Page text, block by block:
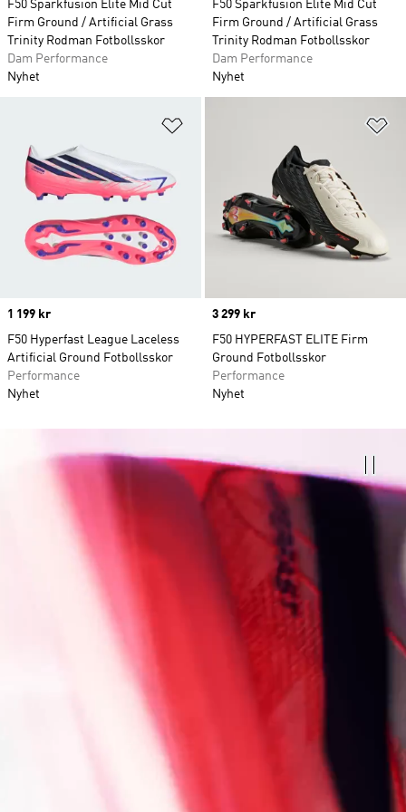
F50 Sparkfusion Elite Mid Cut
Firm Ground / Artificial Grass
Trinity Rodman Fotbollsskor
Dam Performance
Nyhet
F50 Sparkfusion Elite Mid Cut
Firm Ground / Artificial Grass
Trinity Rodman Fotbollsskor
Dam Performance
Nyhet
Price
1 199 kr
F50 Hyperfast League Laceless
Artificial Ground Fotbollsskor
Performance
Nyhet
Price
3 299 kr
F50 HYPERFAST ELITE Firm
Ground Fotbollsskor
Performance
Nyhet